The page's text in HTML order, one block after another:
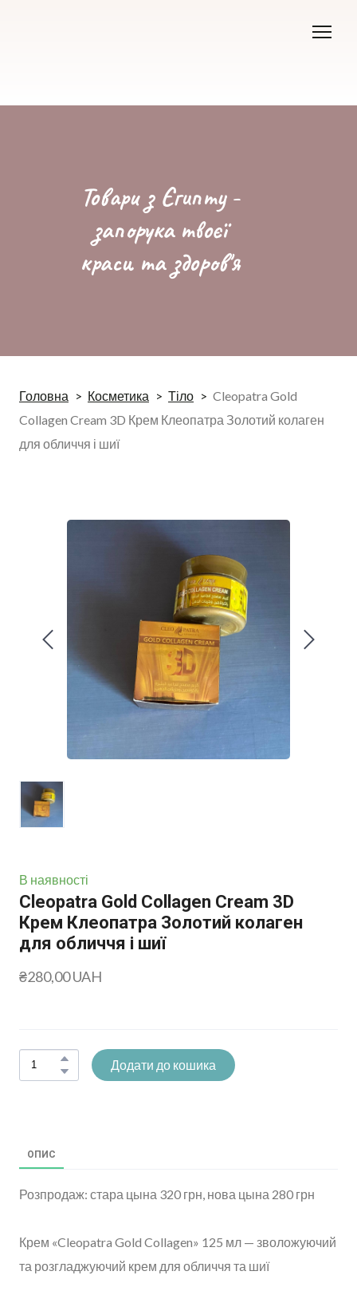
Товари з Єгипту -
запорука твоєї
краси та здоров'я
Головна Косметика Тіло
Cleopatra Gold
Collagen Cream 3D Крем Клеопатра Золотий колаген
для обличчя і шиї
В наявності
Cleopatra Gold Collagen Cream 3D
Крем Клеопатра Золотий колаген
для обличчя і шиї
₴280,00 UAH
Додати до кошика
ОПИС
Розпродаж: стара цына 320 грн, нова цына 280 грн
Крем «Cleopatra Gold Collagen» 125 мл — зволожуючий
та розгладжуючий крем для обличчя та шиї